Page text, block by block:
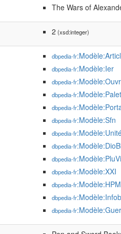
The Wars of
2 (xsd:integer)
dbpedia-fr
dbpedia-fr:Modèle:Ier
dbpedia-fr
dbpedia-fr
dbpedia-fr
dbpedia-fr:Modèle:Sfn
dbpedia-fr
dbpedia-fr
dbpedia-fr
dbpedia-fr:Modèle:XXI
dbpedia-fr
dbpedia-fr
dbpedia-fr